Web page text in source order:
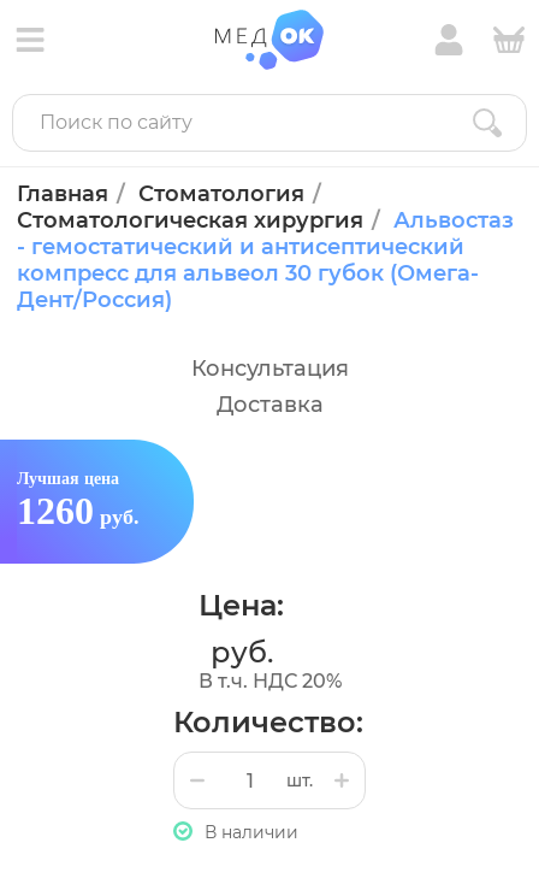
Главная
Стоматология
Стоматологическая хирургия
Альвостаз
- гемостатический и антисептический
компресс для альвеол 30 губок (Омега-
Дент/Россия)
Лучшая цена
1260 руб.
Цена:
руб.
В т.ч. НДС 20%
Количество:
шт.
В наличии
Консультация
Доставка